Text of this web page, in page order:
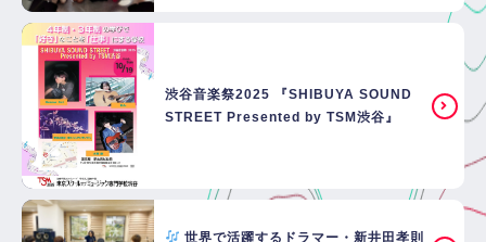
渋谷音楽祭2025 『SHIBUYA SOUND
STREET Presented by TSM渋谷』
世界で活躍するドラマー・新井田孝則